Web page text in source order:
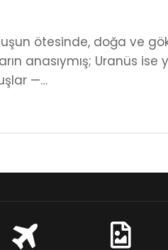
ötesinde, doğa ve
anasıymış; Uranüs ise
—…